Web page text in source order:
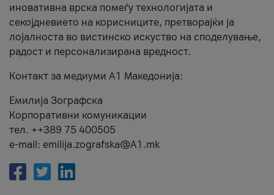
иновативна врска помеѓу технологијата и
секојдневието на корисниците, претворајќи ја
лојалноста во вистинско искуство на споделување,
радост и персонализирана вредност.
Контакт за медиуми А1 Македонија:
Емилија Зографска
Корпоративни комуникации
тел. ++389 75 400505
e-mail: emilija.zografska@A1.mk